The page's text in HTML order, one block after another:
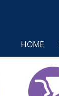
HOME